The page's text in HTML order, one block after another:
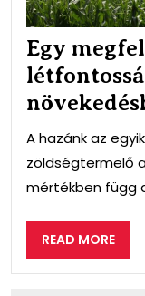
Egy
A hazánk az
zöldségtermelő
mértékben függ
READ MOREREAD
MORE